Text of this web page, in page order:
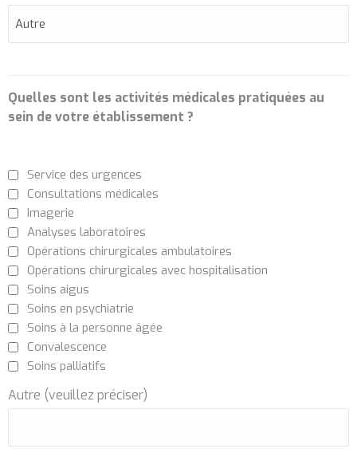
Quelles sont les activités médicales pratiquées au
sein de votre établissement ?
Service des urgences
Consultations médicales
Imagerie
Analyses laboratoires
Opérations chirurgicales ambulatoires
Opérations chirurgicales avec hospitalisation
Soins aigus
Soins en psychiatrie
Soins à la personne âgée
Convalescence
Soins palliatifs
Autre (veuillez préciser)